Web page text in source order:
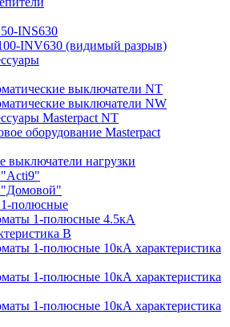
INS630
INV630 (видимый разрыв)
выключатели NT
выключатели NW
Masterpact NT
оборудование Masterpact
выключатели нагрузки
полюсные
1-полюсные 4.5кА
В
1-полюсные 10кА характеристика
1-полюсные 10кА характеристика
1-полюсные 10кА характеристика